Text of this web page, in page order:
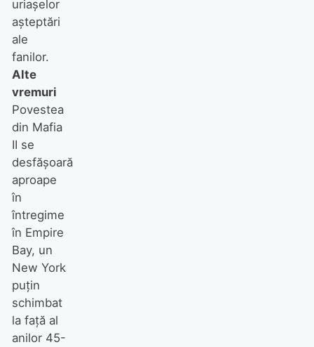
uriaşelor
aşteptări
ale
fanilor.
Alte
vremuri
Povestea
din Mafia
II se
desfăşoară
aproape
în
întregime
în Empire
Bay, un
New York
puţin
schimbat
la faţă al
anilor 45-